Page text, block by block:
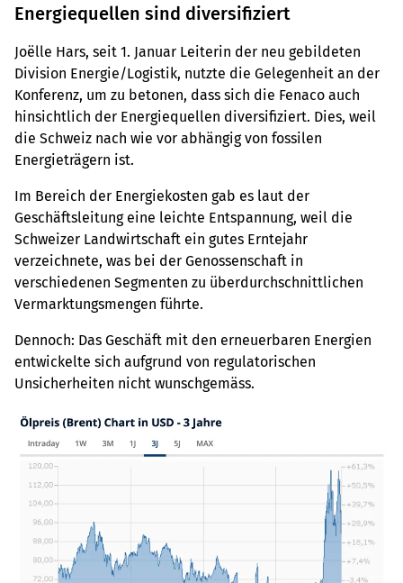
Energiequellen sind diversifiziert
Joëlle Hars, seit 1. Januar Leiterin der neu gebildeten
Division Energie/Logistik, nutzte die Gelegenheit an der
Konferenz, um zu betonen, dass sich die Fenaco auch
hinsichtlich der Energiequellen diversifiziert. Dies, weil
die Schweiz nach wie vor abhängig von fossilen
Energieträgern ist.
Im Bereich der Energiekosten gab es laut der
Geschäftsleitung eine leichte Entspannung, weil die
Schweizer Landwirtschaft ein gutes Erntejahr
verzeichnete, was bei der Genossenschaft in
verschiedenen Segmenten zu überdurchschnittlichen
Vermarktungsmengen führte.
Dennoch: Das Geschäft mit den erneuerbaren Energien
entwickelte sich aufgrund von regulatorischen
Unsicherheiten nicht wunschgemäss.